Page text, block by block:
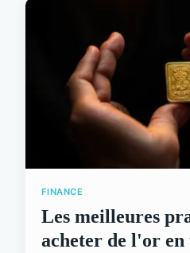
FINANCE
Les meilleures
acheter de l'or en